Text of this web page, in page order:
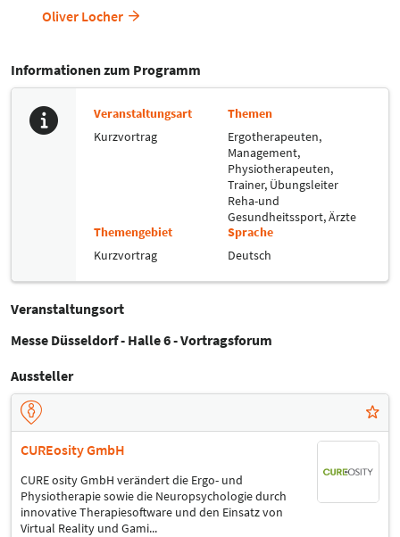
Oliver Locher
Informationen zum Programm
Veranstaltungsart
Kurzvortrag
Themen
Ergotherapeuten,
Management,
Physiotherapeuten,
Trainer, Übungsleiter
Reha-und
Gesundheitssport,Ärzte
Themengebiet
Kurzvortrag
Sprache
Deutsch
Veranstaltungsort
Messe Düsseldorf - Halle 6 - Vortragsforum
Aussteller
CUREosity GmbH
CURE osity GmbH verändert die Ergo- und
Physiotherapie sowie die Neuropsychologie durch
innovative Therapiesoftware und den Einsatz von
Virtual Reality und Gami...